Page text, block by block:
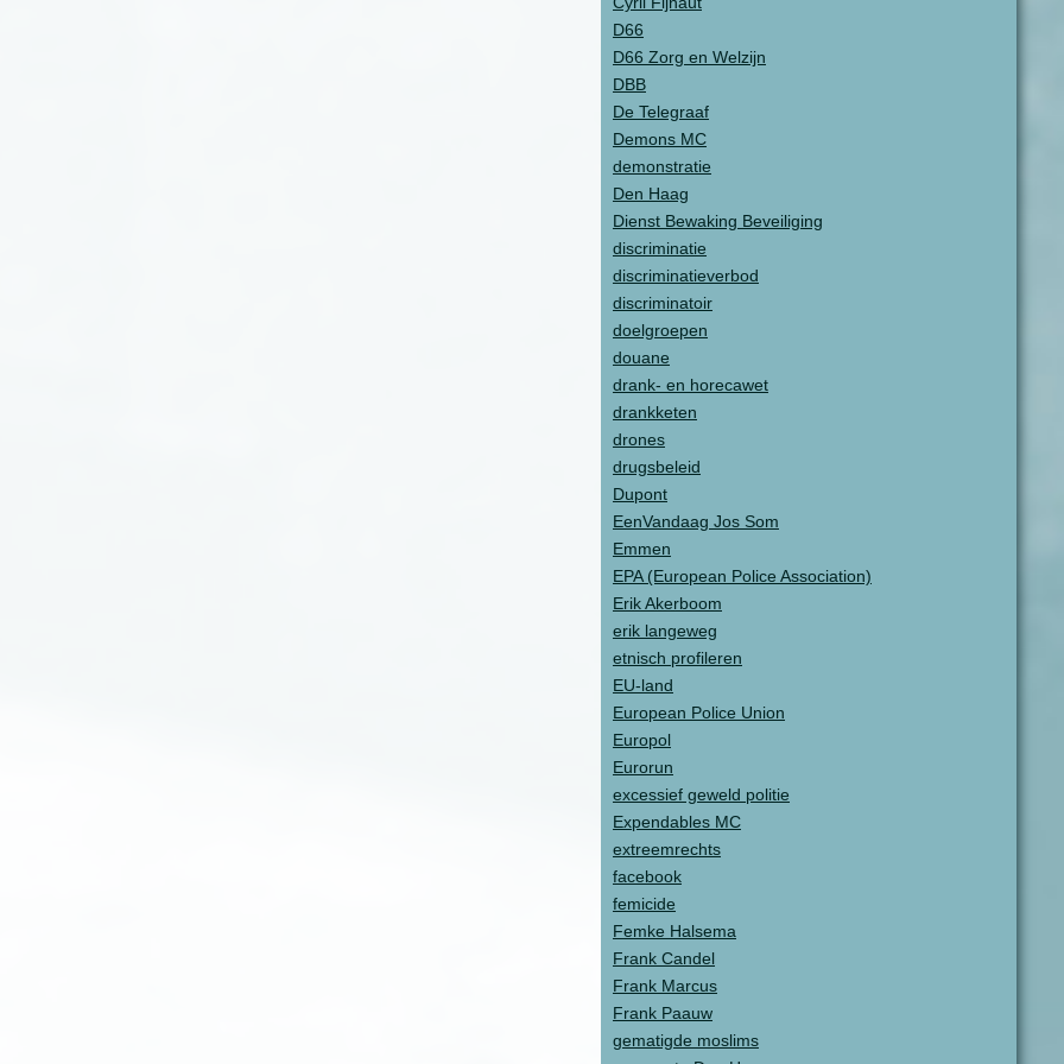
D66
D66 Zorg en Welzijn
DBB
De Telegraaf
Demons MC
demonstratie
Den Haag
Dienst Bewaking Beveiliging
discriminatie
discriminatieverbod
discriminatoir
doelgroepen
douane
drank- en horecawet
drankketen
drones
drugsbeleid
Dupont
EenVandaag Jos Som
Emmen
EPA (European Police Association)
Erik Akerboom
erik langeweg
etnisch profileren
EU-land
European Police Union
Europol
Eurorun
excessief geweld politie
Expendables MC
extreemrechts
facebook
femicide
Femke Halsema
Frank Candel
Frank Marcus
Frank Paauw
gematigde moslims